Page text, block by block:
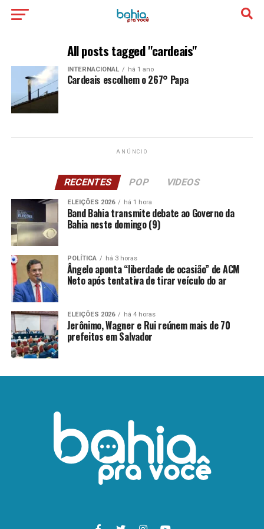
All posts tagged "cardeais"
INTERNACIONAL há 1 ano
Cardeais escolhem o 267° Papa
ANÚNCIO
RECENTES POP VIDEOS
ELEIÇÕES 2026 há 1 hora
Band Bahia transmite debate ao Governo da
Bahia neste domingo (9)
POLÍTICA há 3 horas
Ângelo aponta “liberdade de ocasião” de ACM
Neto após tentativa de tirar veículo do ar
ELEIÇÕES 2026 há 4 horas
Jerônimo, Wagner e Rui reúnem mais de 70
prefeitos em Salvador